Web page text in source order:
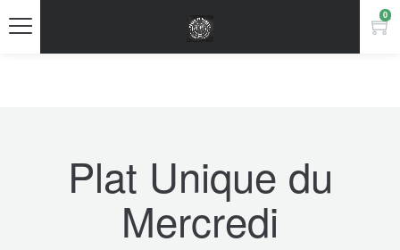
0
Plat Unique du
Mercredi